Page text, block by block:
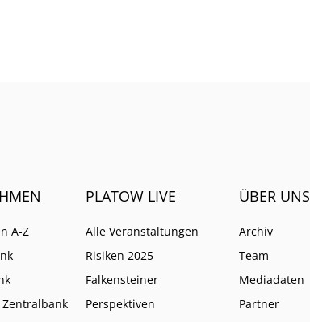
A-Z
PLATOW LIVE
Alle Veranstaltungen
Risiken 2025
Falkensteiner
Perspektiven
ÜBER UNS
Archiv
Team
Mediadaten
Partner